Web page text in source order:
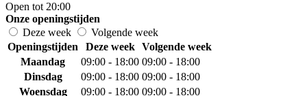
Open tot 20:00
Onze openingstijden
Deze week
Volgende week
Openingstijden
Deze week
Volgende week
Maandag
09:00 - 18:00 09:00 - 18:00
Dinsdag
09:00 - 18:00 09:00 - 18:00
Woensdag
09:00 - 18:00 09:00 - 18:00